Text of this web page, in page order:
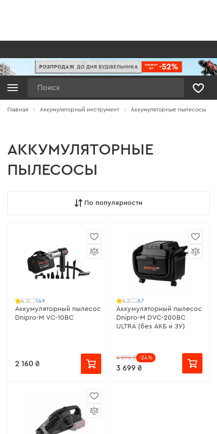
Главная Аккумуляторный инструмент Аккумуляторные пылесосы
АККУМУЛЯТОРНЫЕ
ПЫЛЕСОСЫ
По популярности
4.3 149
Аккумуляторный пылесос
Dnipro-M VC-10BC
2 160 ₴
4.2 67
Аккумуляторный пылесос
Dnipro-M DVC-200BC
ULTRA (без АКБ и ЗУ)
4 890 ₴ -24%
3 699 ₴